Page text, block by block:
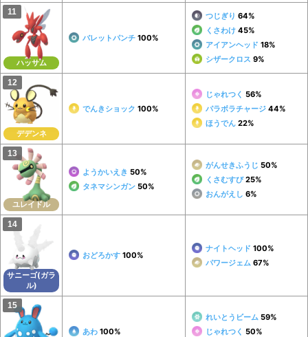
ハッサム
バレットパンチ 100%
つじぎり 64%
くさわけ 45%
アイアンヘッド 18%
シザークロス 9%
デデンネ
でんきショック 100%
じゃれつく 56%
パラボラチャージ 44%
ほうでん 22%
ユレイドル
ようかいえき 50%
タネマシンガン 50%
がんせきふうじ 50%
くさむすび 25%
おんがえし 6%
サニーゴ(ガラ
ル)
おどろかす 100%
ナイトヘッド 100%
パワージェム 67%
あわ 100%
れいとうビーム 59%
じゃれつく 50%